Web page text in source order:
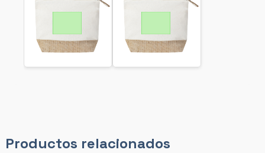
Productos relacionados